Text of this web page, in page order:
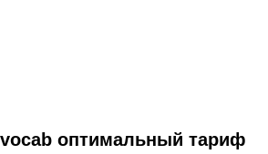
vocab оптимальный тариф